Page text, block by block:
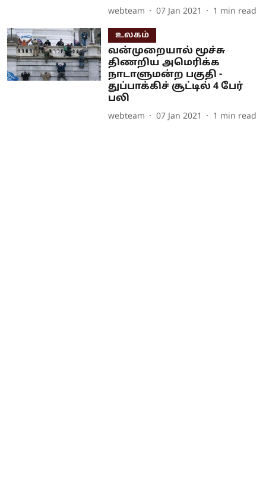
webteam 07 Jan 2021 1 min read
உலகம்
வன்முறையால் மூச்சு
திணறிய அமெரிக்க
நாடாளுமன்ற பகுதி -
துப்பாக்கிச் சூட்டில் 4 பேர்
பலி
webteam 07 Jan 2021 1 min read